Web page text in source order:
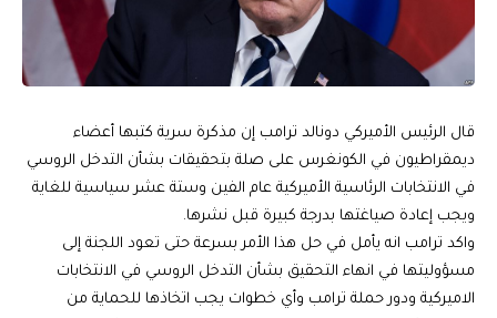
قال الرئيس الأميركي دونالد ترامب إن مذكرة سرية كتبها أعضاء
ديمقراطيون في الكونغرس على صلة بتحقيقات بشأن التدخل الروسي
في الانتخابات الرئاسية الأميركية عام الفين وستة عشر سياسية للغاية
ويجب إعادة صياغتها بدرجة كبيرة قبل نشرها.
واكد ترامب انه يأمل في حل هذا الأمر بسرعة حتى تعود اللجنة إلى
مسؤوليتها في انهاء التحقيق بشأن التدخل الروسي في الانتخابات
الاميركية ودور حملة ترامب وأي خطوات يجب اتخاذها للحماية من